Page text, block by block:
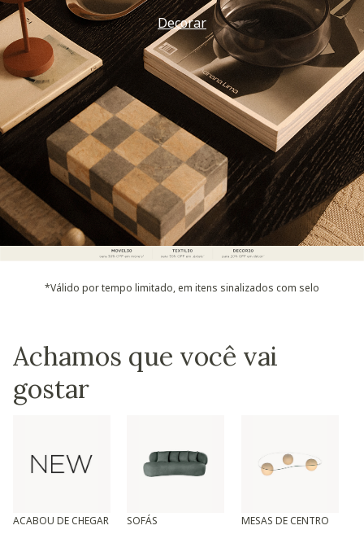
Decorar
*Válido por tempo limitado, em itens sinalizados com selo
Achamos que você vai
gostar
ACABOU DE CHEGAR SOFÁS MESAS DE CENTRO